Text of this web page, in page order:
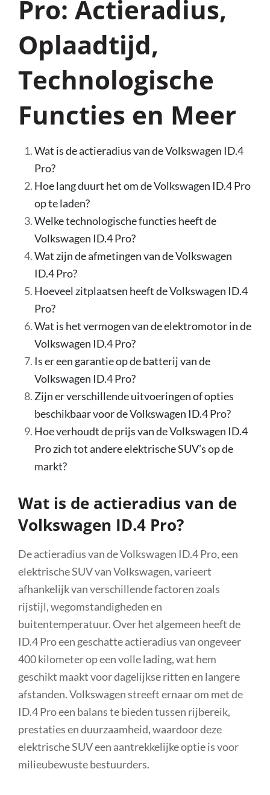
Pro: Actieradius,
Oplaadtijd,
Technologische
Functies en Meer
Wat is de actieradius van de Volkswagen ID.4
Pro?
Hoe lang duurt het om de Volkswagen ID.4 Pro
op te laden?
Welke technologische functies heeft de
Volkswagen ID.4 Pro?
Wat zijn de afmetingen van de Volkswagen
ID.4 Pro?
Hoeveel zitplaatsen heeft de Volkswagen ID.4
Pro?
Wat is het vermogen van de elektromotor in de
Volkswagen ID.4 Pro?
Is er een garantie op de batterij van de
Volkswagen ID.4 Pro?
Zijn er verschillende uitvoeringen of opties
beschikbaar voor de Volkswagen ID.4 Pro?
Hoe verhoudt de prijs van de Volkswagen ID.4
Pro zich tot andere elektrische SUV’s op de
markt?
Wat is de actieradius van de
Volkswagen ID.4 Pro?
De actieradius van de Volkswagen ID.4 Pro, een
elektrische SUV van Volkswagen, varieert
afhankelijk van verschillende factoren zoals
rijstijl, wegomstandigheden en
buitentemperatuur. Over het algemeen heeft de
ID.4 Pro een geschatte actieradius van ongeveer
400 kilometer op een volle lading, wat hem
geschikt maakt voor dagelijkse ritten en langere
afstanden. Volkswagen streeft ernaar om met de
ID.4 Pro een balans te bieden tussen rijbereik,
prestaties en duurzaamheid, waardoor deze
elektrische SUV een aantrekkelijke optie is voor
milieubewuste bestuurders.